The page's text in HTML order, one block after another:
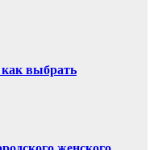
выбрать